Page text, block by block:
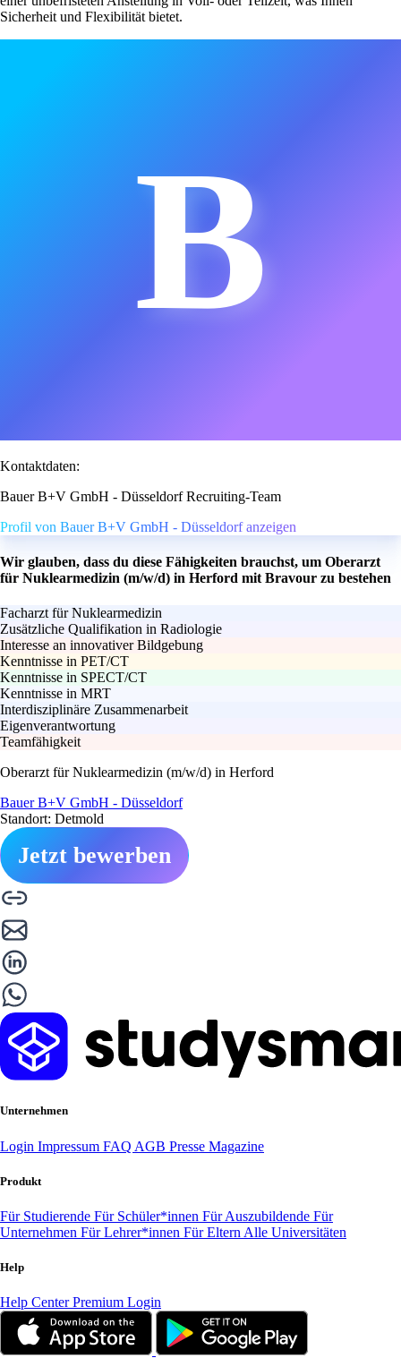
Sicherheit und Flexibilität bietet.
B
Kontaktdaten:
Bauer B+V GmbH - Düsseldorf Recruiting-Team
Profil von Bauer B+V GmbH - Düsseldorf anzeigen
Wir glauben, dass du diese Fähigkeiten brauchst, um Oberarzt
für Nuklearmedizin (m/w/d) in Herford mit Bravour zu bestehen
Facharzt für Nuklearmedizin
Zusätzliche Qualifikation in Radiologie
Interesse an innovativer Bildgebung
Kenntnisse in PET/CT
Kenntnisse in SPECT/CT
Kenntnisse in MRT
Interdisziplinäre Zusammenarbeit
Eigenverantwortung
Teamfähigkeit
Oberarzt für Nuklearmedizin (m/w/d) in Herford
Bauer B+V GmbH - Düsseldorf
Standort: Detmold
Jetzt bewerben
Unternehmen
Login Impressum FAQ AGB Presse Magazine
Produkt
Für Studierende Für Schüler*innen Für Auszubildende Für
Unternehmen Für Lehrer*innen Für Eltern Alle Universitäten
Help
Help CenterPremium Login